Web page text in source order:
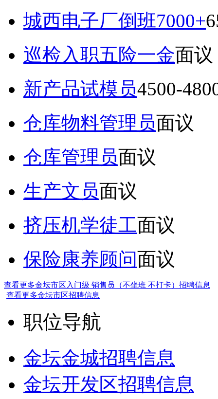
城西电子厂倒班7000+
巡检入职五险一金面议
新产品试模员4500-
仓库物料管理员面议
仓库管理员面议
生产文员面议
挤压机学徒工面议
保险康养顾问面议
查看更多金坛市区入门级 销售员（不坐班 不打卡）招聘信息
查看更多金坛市区招聘信息
职位导航
金坛金城招聘信息
金坛开发区招聘信息